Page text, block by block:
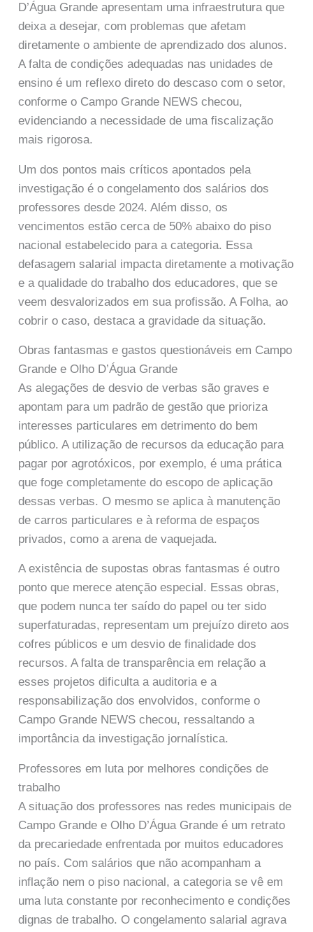
D’Água Grande apresentam uma infraestrutura que
deixa a desejar, com problemas que afetam
diretamente o ambiente de aprendizado dos alunos.
A falta de condições adequadas nas unidades de
ensino é um reflexo direto do descaso com o setor,
conforme o Campo Grande NEWS checou,
evidenciando a necessidade de uma fiscalização
mais rigorosa.
Um dos pontos mais críticos apontados pela
investigação é o congelamento dos salários dos
professores desde 2024. Além disso, os
vencimentos estão cerca de 50% abaixo do piso
nacional estabelecido para a categoria. Essa
defasagem salarial impacta diretamente a motivação
e a qualidade do trabalho dos educadores, que se
veem desvalorizados em sua profissão. A Folha, ao
cobrir o caso, destaca a gravidade da situação.
Obras fantasmas e gastos questionáveis em Campo
Grande e Olho D’Água Grande
As alegações de desvio de verbas são graves e
apontam para um padrão de gestão que prioriza
interesses particulares em detrimento do bem
público. A utilização de recursos da educação para
pagar por agrotóxicos, por exemplo, é uma prática
que foge completamente do escopo de aplicação
dessas verbas. O mesmo se aplica à manutenção
de carros particulares e à reforma de espaços
privados, como a arena de vaquejada.
A existência de supostas obras fantasmas é outro
ponto que merece atenção especial. Essas obras,
que podem nunca ter saído do papel ou ter sido
superfaturadas, representam um prejuízo direto aos
cofres públicos e um desvio de finalidade dos
recursos. A falta de transparência em relação a
esses projetos dificulta a auditoria e a
responsabilização dos envolvidos, conforme o
Campo Grande NEWS checou, ressaltando a
importância da investigação jornalística.
Professores em luta por melhores condições de
trabalho
A situação dos professores nas redes municipais de
Campo Grande e Olho D’Água Grande é um retrato
da precariedade enfrentada por muitos educadores
no país. Com salários que não acompanham a
inflação nem o piso nacional, a categoria se vê em
uma luta constante por reconhecimento e condições
dignas de trabalho. O congelamento salarial agrava